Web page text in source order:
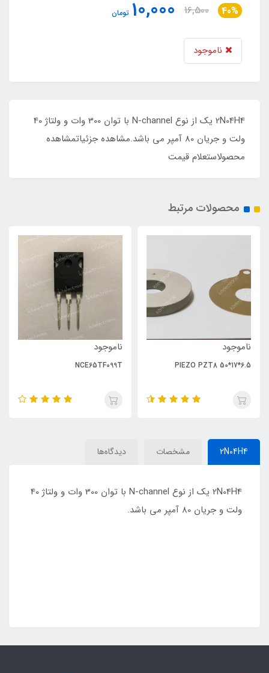
40%
16,500
10,000 تومان
ناموجود
2N04H4 یک از نوع N-channel با توان 300 وات و ولتاژ 40
ولت و جریان 80 آمپر می باشد.مشاهده جزئیاتمشاهده
محصولاستعلام قیمت
محصولات مرتبط
ناموجود
PIEZO PZT8 50*17*6.5
ناموجود
NCE65TF099T
2N04H4 مشخصات دیدگاه‌ها
2N04H4 یک از نوع N-channel با توان 300 وات و ولتاژ 40
ولت و جریان 80 آمپر می باشد.